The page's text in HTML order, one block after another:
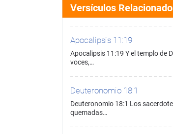
Versículos
Apocalipsis 11:19
Apocalipsis 11:19 Y el templo de
voces,…
Deuteronomio 18:1
Deuteronomio 18:1 Los
quemadas…